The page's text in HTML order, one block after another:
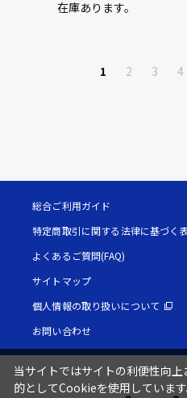
在庫あります。
1 2 3 4
総合ご利用ガイド
特定商取引に関する法律に基づく
よくあるご質問(FAQ)
サイトマップ
個人情報の取り扱いについて
お問い合わせ
当サイトではサイトの利便性向
的としてCookieを使用しています